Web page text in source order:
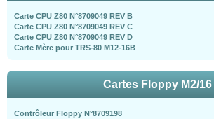
Carte CPU Z80 N°8709049 REV B
Carte CPU Z80 N°8709049 REV C
Carte CPU Z80 N°8709049 REV D
Carte Mère pour TRS-80 M12-16B
Cartes Floppy M2/16
Contrôleur Floppy N°8709198